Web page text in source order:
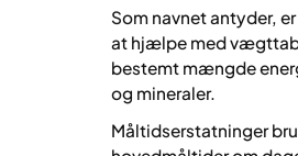
Som navnet antyder,
at hjælpe med vægttab
bestemt mængde
og mineraler.
Måltidserstatninger